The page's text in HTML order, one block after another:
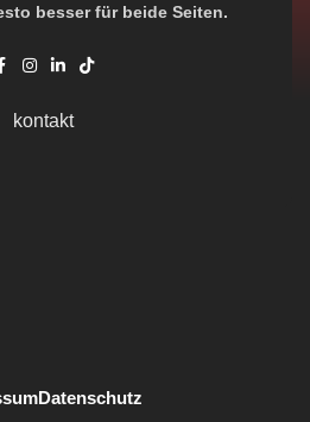
besser für beide Seiten.
kontakt
Datenschutz